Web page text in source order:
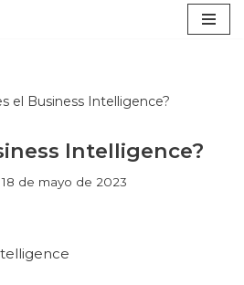
el Business Intelligence?
Intelligence?
18 de mayo de 2023